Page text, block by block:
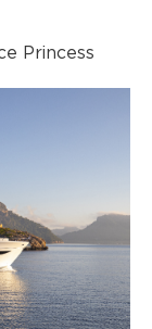
Princess